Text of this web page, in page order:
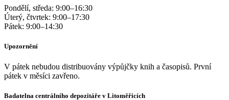
Pondělí, středa: 9:00–16:30
Úterý, čtvrtek: 9:00–17:30
Pátek: 9:00–14:30
Upozornění
V pátek nebudou distribuovány výpůjčky knih a časopisů. První
pátek v měsíci zavřeno.
Badatelna centrálního depozitáře v Litoměřicích